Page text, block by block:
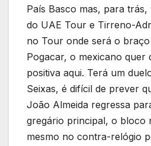
País Basco mas, para trás,
do UAE Tour e Tirreno-
no Tour onde será o braço
Pogacar, o mexicano quer
positiva aqui. Terá um
Seixas, é difícil de prever
João Almeida regressa
gregário principal, o bloco
mesmo no contra-relógio